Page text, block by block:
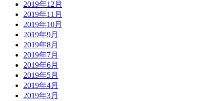
2019年12月
2019年11月
2019年10月
2019年9月
2019年8月
2019年7月
2019年6月
2019年5月
2019年4月
2019年3月